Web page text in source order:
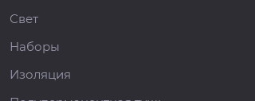
Свет
Наборы
Изоляция